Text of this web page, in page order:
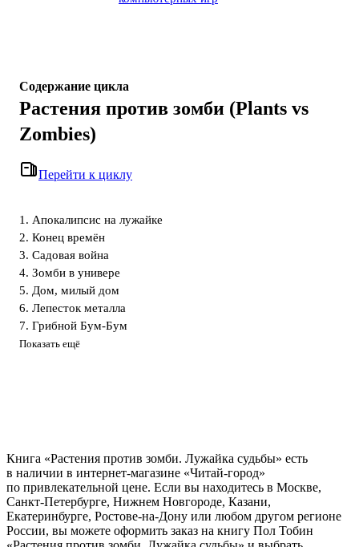
Содержание цикла
Растения против зомби (Plants vs
Zombies)
Перейти к циклу
1. Апокалипсис на лужайке
2. Конец времён
3. Садовая война
4. Зомби в универе
5. Дом, милый дом
6. Лепесток металла
7. Грибной Бум-Бум
Показать ещё
Книга «Растения против зомби. Лужайка судьбы» есть
в наличии в интернет-магазине «Читай-город»
по привлекательной цене. Если вы находитесь в Москве,
Санкт-Петербурге, Нижнем Новгороде, Казани,
Екатеринбурге, Ростове-на-Дону или любом другом регионе
России, вы можете оформить заказ на книгу Пол Тобин